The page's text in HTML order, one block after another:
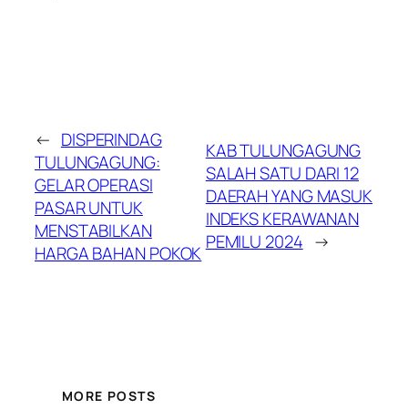
← DISPERINDAG
TULUNGAGUNG:
GELAR OPERASI
PASAR UNTUK
MENSTABILKAN
HARGA BAHAN POKOK
KAB TULUNGAGUNG
SALAH SATU DARI 12
DAERAH YANG MASUK
INDEKS KERAWANAN
PEMILU 2024 →
MORE POSTS